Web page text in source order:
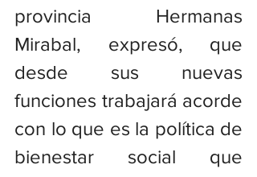
provincia Hermanas
Mirabal, expresó, que
desde sus nuevas
funciones trabajará acorde
con lo que es la política de
bienestar social que